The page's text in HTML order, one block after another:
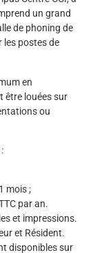
un grand
de phoning de
les postes de
en
être louées sur
ou
mois ;
par an.
et impressions.
et Résident.
disponibles sur